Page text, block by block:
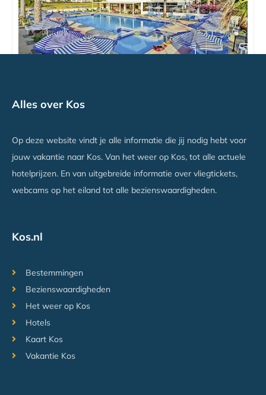
Alles over Kos
Op deze website vindt je alle informatie die jij nodig hebt voor
jouw vakantie naar Kos. Van het weer op Kos, tot alle actuele
hotelprijzen. En van uitgebreide informatie over vliegtickets,
webcams op het eiland tot alle bezienswaardigheden.
Kos.nl
Bestemmingen
Bezienswaardigheden
Het weer op Kos
Hotels
Kaart Kos
Vakantie Kos